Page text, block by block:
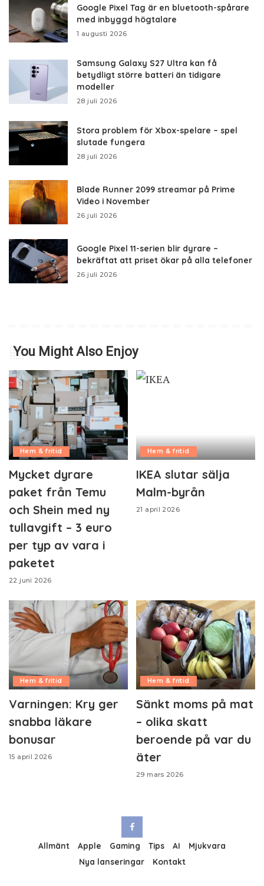
Google Pixel Tag är en bluetooth-spårare
med inbyggd högtalare
1 augusti 2026
Samsung Galaxy S27 Ultra kan få
betydligt större batteri än tidigare
modeller
28 juli 2026
Stora problem för Xbox-spelare – spel
slutade fungera
28 juli 2026
Blade Runner 2099 streamar på Prime
Video i November
26 juli 2026
Google Pixel 11-serien blir dyrare –
bekräftat att priset ökar på alla telefoner
26 juli 2026
You Might Also Enjoy
Hem & fritid
Mycket dyrare
paket från Temu
och Shein med ny
tullavgift – 3 euro
per typ av vara i
paketet
22 juni 2026
Hem & fritid
IKEA slutar sälja
Malm-byrån
21 april 2026
Hem & fritid
Varningen: Kry ger
snabba läkare
bonusar
15 april 2026
Hem & fritid
Sänkt moms på mat
– olika skatt
beroende på var du
äter
29 mars 2026
Allmänt Apple Gaming Tips AI
Mjukvara
Nya lanseringar
Kontakt